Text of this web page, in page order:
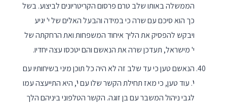
הממשלה באותו שלב טרם פרסום הקריטריונים לביצוע. בשל
כך הוא סיכם עם שרה כי במידה והבעל האלים של י' יגיע
ויבקש להפסיק את הליך איחוד המשפחות ואת הרחקתה של
י' מישראל, תעדכן שרה את הנאשם והם יטכסו עצה יחדיו.
הנאשם טען כי עד שלב זה לא היה כל תוכן מיני בשיחותיו עם
י'. עוד טען, כי מאז תחילת הקשר שלו עם י', היא התייעצה עמו
לגבי ניהול המשבר עם בן זוגה. הקשר הטלפוני ביניהם הלך